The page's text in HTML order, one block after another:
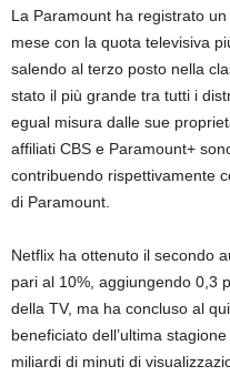
La Paramount ha registrato
mese con la quota televisiva
salendo al terzo posto nella
stato il più grande tra tutti i
egual misura dalle sue
affiliati CBS e Paramount+
contribuendo rispettivamente
di Paramount.
Netflix ha ottenuto il secondo
pari al 10%, aggiungendo 0,3
della TV, ma ha concluso al
beneficiato dell’ultima
miliardi di minuti di